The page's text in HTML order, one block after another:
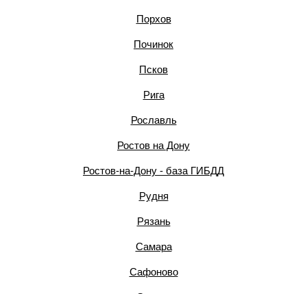
Порхов
Починок
Псков
Рига
Рославль
Ростов на Дону
Ростов-на-Дону - база ГИБДД
Рудня
Рязань
Самара
Сафоново